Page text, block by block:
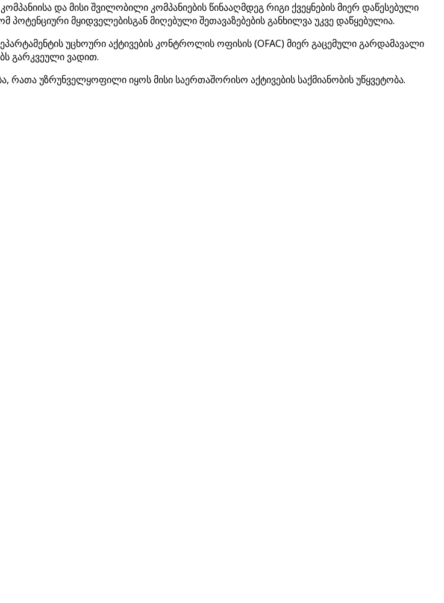
და მისი შვილობილი კომპანიების წინააღმდეგ რიგი ქვეყნების მიერ დაწესებული
პოტენციური მყიდველებისგან მიღებული შეთავაზებების განხილვა უკვე დაწყებულია.
უცხოური აქტივების კონტროლის ოფისის (OFAC) მიერ გაცემული გარდამავალი
გარკვეული ვადით.
უზრუნველყოფილი იყოს მისი საერთაშორისო აქტივების საქმიანობის უწყვეტობა.